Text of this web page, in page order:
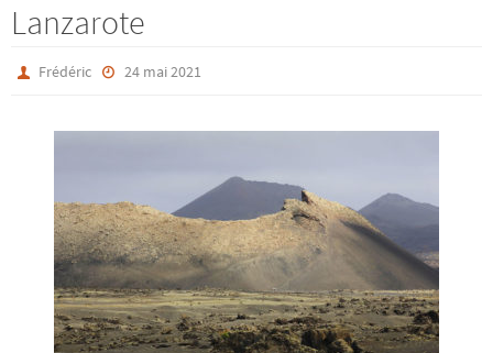
Lanzarote
Frédéric 24 mai 2021